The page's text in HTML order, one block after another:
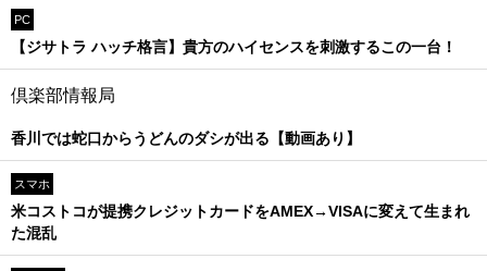
PC
【ジサトラ ハッチ格言】貴方のハイセンスを刺激するこの一台！
倶楽部情報局
香川では蛇口からうどんのダシが出る【動画あり】
スマホ
米コストコが提携クレジットカードをAMEX→VISAに変えて生まれ
た混乱